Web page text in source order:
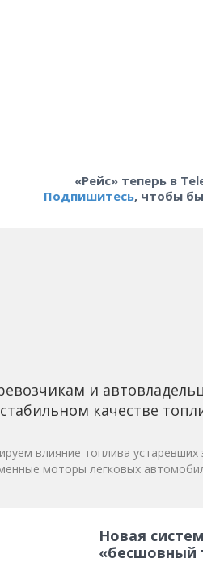
«Рейс» теперь в
Подпишитесь, чтобы
и
качестве
влияние топлива устаревших
моторы легковых
Новая
«бесшовный